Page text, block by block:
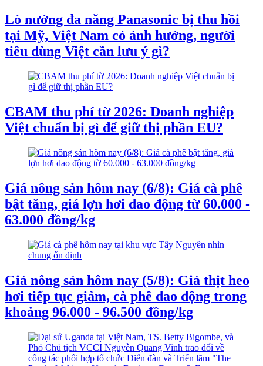
Lò nướng đa năng Panasonic bị thu hồi
tại Mỹ, Việt Nam có ảnh hưởng, người
tiêu dùng Việt cần lưu ý gì?
CBAM thu phí từ 2026: Doanh nghiệp
Việt chuẩn bị gì để giữ thị phần EU?
Giá nông sản hôm nay (6/8): Giá cà phê
bật tăng, giá lợn hơi dao động từ 60.000 -
63.000 đồng/kg
Giá nông sản hôm nay (5/8): Giá thịt heo
hơi tiếp tục giảm, cà phê dao động trong
khoảng 96.000 - 96.500 đồng/kg